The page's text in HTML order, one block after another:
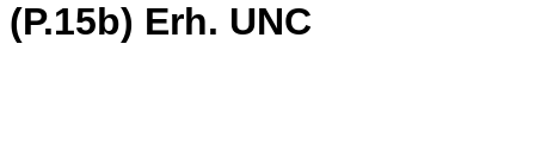
(P.15b) Erh. UNC